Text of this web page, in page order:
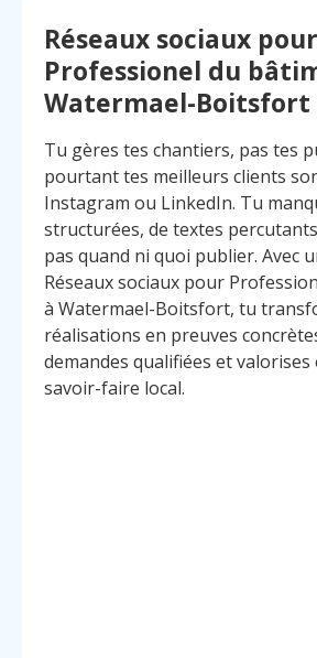
Réseaux sociaux pour
Professionel du
Watermael-Boitsfort
Tu gères tes chantiers, pas tes
pourtant tes meilleurs clients
Instagram ou LinkedIn. Tu
structurées, de textes
pas quand ni quoi publier. Avec
Réseaux sociaux pour
à Watermael-Boitsfort, tu
réalisations en preuves
demandes qualifiées et
savoir-faire local.